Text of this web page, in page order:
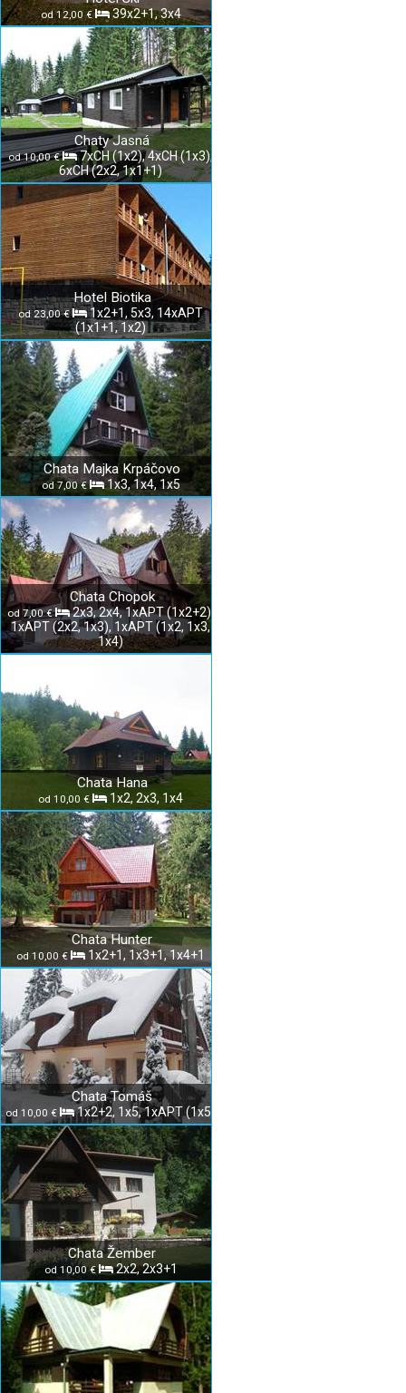
od 12,00 € 39x2+1, 3x4
Chaty Jasná
od 10,00 €
7xCH (1x2), 4xCH (1x3),
6xCH (2x2, 1x1+1)
Hotel Biotika
od 23,00 €
1x2+1, 5x3, 14xAPT
(1x1+1, 1x2)
Chata Majka Krpáčovo
od 7,00 € 1x3, 1x4, 1x5
Chata Chopok
od 7,00 €
2x3, 2x4, 1xAPT (1x2+2),
1xAPT (2x2, 1x3), 1xAPT (1x2, 1x3,
1x4)
Chata Hana
od 10,00 € 1x2, 2x3, 1x4
Chata Hunter
od 10,00 € 1x2+1, 1x3+1, 1x4+1
Chata Tomáš
od 10,00 € 1x2+2, 1x5, 1xAPT (1x5)
Chata Žember
od 10,00 € 2x2, 2x3+1